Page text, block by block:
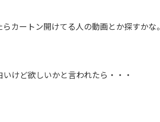
カートン開けてる人の動画とか探すかな。
けど欲しいかと言われたら・・・